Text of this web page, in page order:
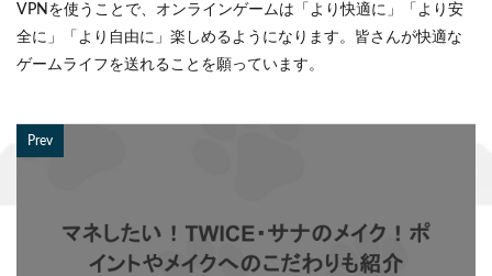
VPNを使うことで、オンラインゲームは「より快適に」「より安
全に」「より自由に」楽しめるようになります。皆さんが快適な
ゲームライフを送れることを願っています。
Prev